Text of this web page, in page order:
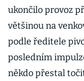
ukončilo provoz
většinou na
podle ředitele
posledním
někdo přestal